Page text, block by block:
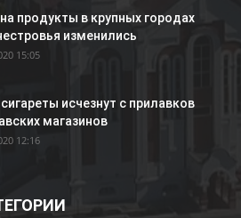
продукты в крупных городах
изменились
15:05
исчезнут с прилавков
магазинов
12:16